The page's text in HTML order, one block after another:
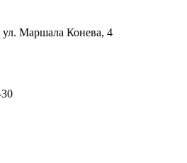
ул. Маршала Конева, 4